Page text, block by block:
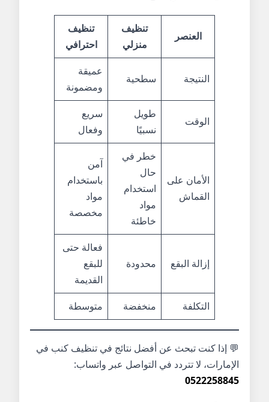
العنصر
تنظيف
منزلي
تنظيف
احترافي
النتيجة سطحية
عميقة
ومضمونة
الوقت
طويل
نسبيًا
سريع
وفعال
الأمان على
القماش
خطر في
حال
استخدام
مواد
خاطئة
آمن
باستخدام
مواد
مخصصة
إزالة البقع محدودة
فعالة حتى
للبقع
القديمة
التكلفة
منخفضة متوسطة
💬 إذا كنت تبحث عن أفضل نتائج في تنظيف كنب في
الإمارات، لا تتردد في التواصل عبر واتساب:
0522258845